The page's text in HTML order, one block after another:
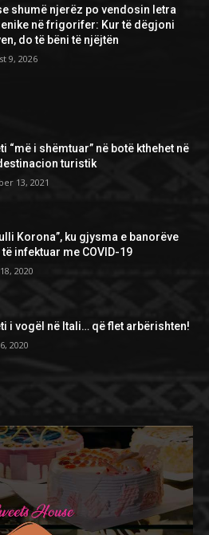
shumë njerëz po vendosin letra
në frigorifer: Kur të dëgjoni
do të bëni të njëjtën
9, 2026
“më i shëmtuar” në botë kthehet në
turistik
13, 2021
Korona”, ku gjysma e banorëve
të infektuar me COVID-19
2020
i vogël në Itali… që flet arbërishten!
2020